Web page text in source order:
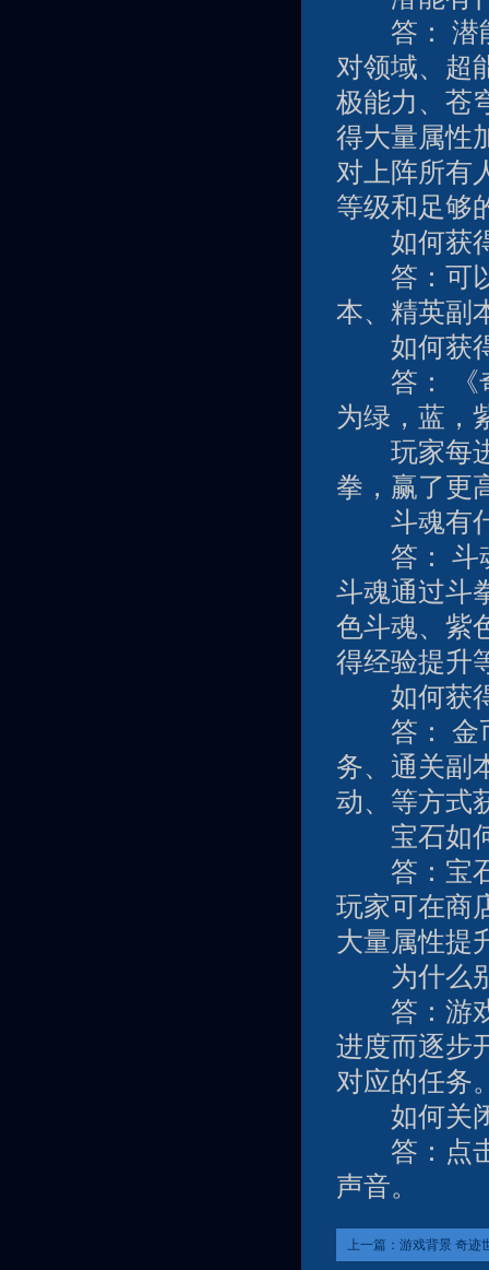
答： 潜能
对领域、超
极能力、苍
得大量属性
对上阵所有
等级和足够
如何获
答：可以
本、精英副
如何获得
答： 《奇
为绿，蓝，
玩家每进
拳，赢了更
斗魂有什
答： 斗魂
斗魂通过斗
色斗魂、紫
得经验提升
如何获
答： 金币
务、通关副
动、等方式
宝石如何
答：宝石
玩家可在商
大量属性提
为什么别
答：游戏
进度而逐步
对应的任务
如何关闭
答：点击
声音。
上一篇： 游戏背景 奇迹